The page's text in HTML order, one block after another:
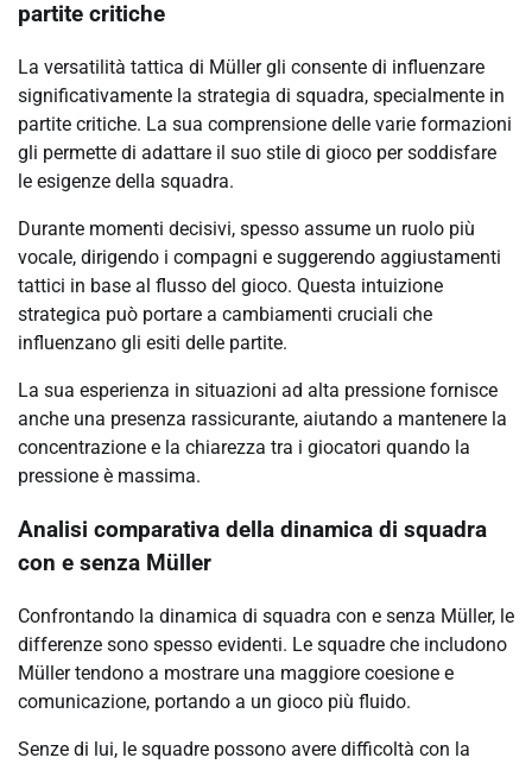
partite critiche
La versatilità tattica di Müller gli consente di influenzare
significativamente la strategia di squadra, specialmente in
partite critiche. La sua comprensione delle varie formazioni
gli permette di adattare il suo stile di gioco per soddisfare
le esigenze della squadra.
Durante momenti decisivi, spesso assume un ruolo più
vocale, dirigendo i compagni e suggerendo aggiustamenti
tattici in base al flusso del gioco. Questa intuizione
strategica può portare a cambiamenti cruciali che
influenzano gli esiti delle partite.
La sua esperienza in situazioni ad alta pressione fornisce
anche una presenza rassicurante, aiutando a mantenere la
concentrazione e la chiarezza tra i giocatori quando la
pressione è massima.
Analisi comparativa della dinamica di squadra
con e senza Müller
Confrontando la dinamica di squadra con e senza Müller, le
differenze sono spesso evidenti. Le squadre che includono
Müller tendono a mostrare una maggiore coesione e
comunicazione, portando a un gioco più fluido.
Senze di lui, le squadre possono avere difficoltà con la